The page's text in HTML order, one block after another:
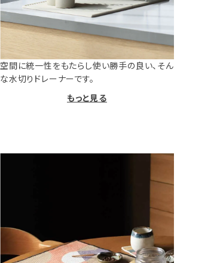
空間に統一性をもたらし使い勝手の良い、そん
な水切りドレーナーです。
もっと見る